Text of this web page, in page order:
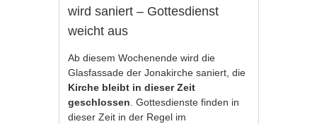
wird saniert – Gottesdienst
weicht aus
Ab diesem Wochenende wird die
Glasfassade der Jonakirche saniert, die
Kirche bleibt in dieser Zeit
geschlossen . Gottesdienste finden in
dieser Zeit in der Regel im